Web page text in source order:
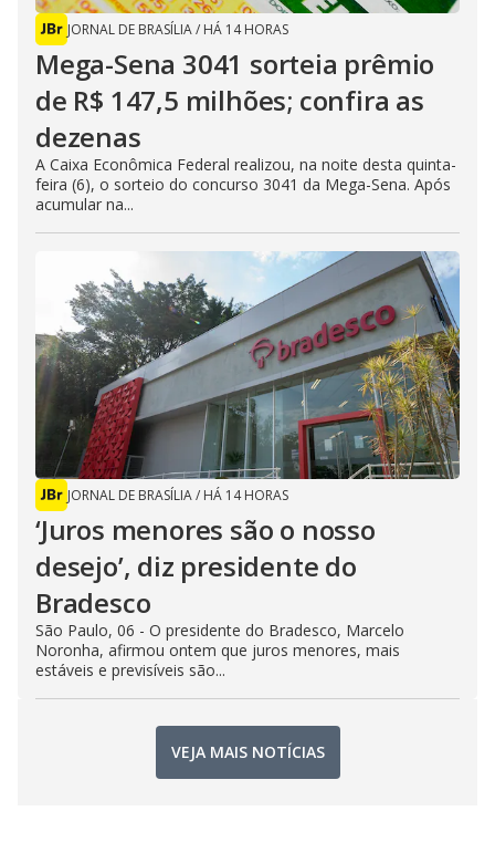
JORNAL DE BRASÍLIA/ HÁ 14 HORAS
Mega-Sena 3041 sorteia prêmio
de R$ 147,5 milhões; confira as
dezenas
A Caixa Econômica Federal realizou, na noite desta quinta-
feira (6), o sorteio do concurso 3041 da Mega-Sena. Após
acumular na...
JORNAL DE BRASÍLIA/ HÁ 14 HORAS
‘Juros menores são o nosso
desejo’, diz presidente do
Bradesco
São Paulo, 06 - O presidente do Bradesco, Marcelo
Noronha, afirmou ontem que juros menores, mais
estáveis e previsíveis são...
VEJA MAIS NOTÍCIAS